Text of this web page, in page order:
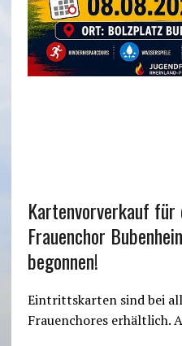
Kartenvorverkauf für
Frauenchor
begonnen!
Eintrittskarten sind bei
Frauenchores erhältlich.